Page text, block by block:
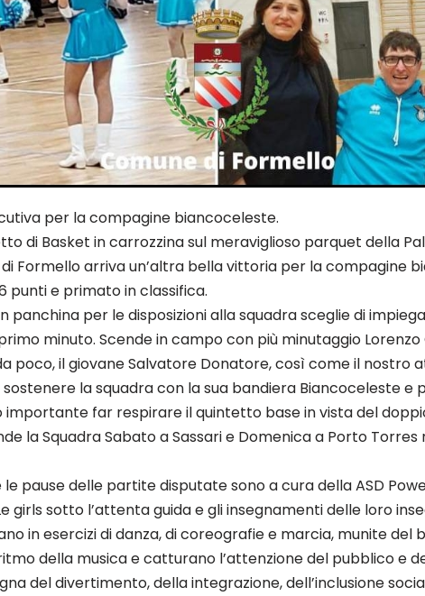
per la compagine biancoceleste.
di Basket in carrozzina sul meraviglioso parquet della
di Formello arriva un’altra bella vittoria per la compagine
punti e primato in classifica.
panchina per le disposizioni alla squadra sceglie di
minuto. Scende in campo con più minutaggio Lorenzo
poco, il giovane Salvatore Donatore, così come il nostro
la squadra con la sua bandiera Biancoceleste e
importante far respirare il quintetto base in vista del
la Squadra Sabato a Sassari e Domenica a Porto Torres
pause delle partite disputate sono a cura della ASD
girls sotto l’attenta guida e gli insegnamenti delle loro
in esercizi di danza, di coreografie e marcia, munite del
della musica e catturano l’attenzione del pubblico e
del divertimento, della integrazione, dell’inclusione